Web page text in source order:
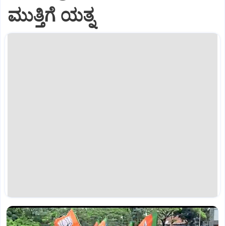
ಮುತ್ತಿಗೆ ಯತ್ನ